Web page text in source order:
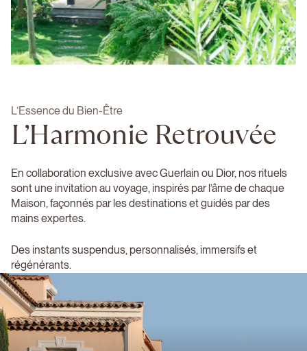
L’Essence du Bien-Être
L’Harmonie Retrouvée
En collaboration exclusive avec Guerlain ou Dior, nos rituels
sont une invitation au voyage, inspirés par l’âme de chaque
Maison, façonnés par les destinations et guidés par des
mains expertes.
Des instants suspendus, personnalisés, immersifs et
régénérants.